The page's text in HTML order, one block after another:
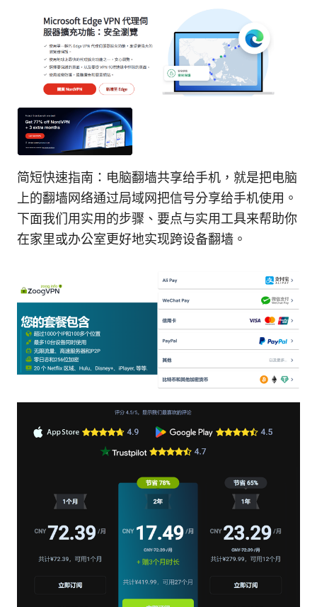
简短快速指南：电脑翻墙共享给手机，就是把电脑
上的翻墙网络通过局域网把信号分享给手机使用。
下面我们用实用的步骤、要点与实用工具来帮助你
在家里或办公室更好地实现跨设备翻墙。